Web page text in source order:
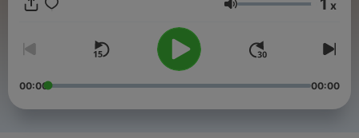
extraordinaria con miembros alegres de pertenecer a esta
https://www.facebook.com/congregacion​... INSTAGRAM:
https://www.instagram
Volumen x
00:00 00:00